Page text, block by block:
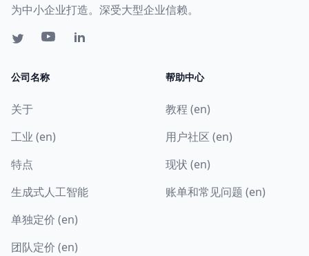
为中小企业打造。深受大型企业信赖。
公司名称
关于
工业 (en)
特点
生成式人工智能
单独定价 (en)
团队定价 (en)
帮助中心
教程 (en)
用户社区 (en)
现状 (en)
账单和常见问题 (en)